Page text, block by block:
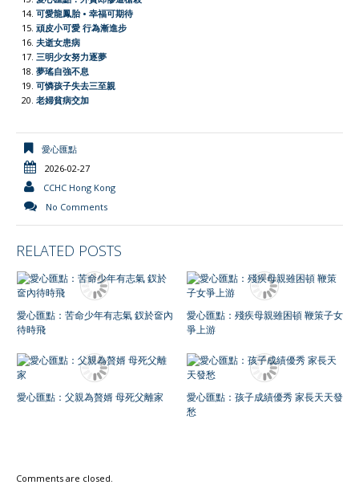
可愛龍鳳胎 • 幸福可期待
頑皮小可愛 行為漸進步
夫逝女患病
三明少女努力逐夢
夢瑤自強不息
可憐孩子失去三至親
老婦貧病交加
愛心匯點
2026-02-27
CCHC Hong Kong
No Comments
RELATED POSTS
愛心匯點：苦命少年有志氣 釵於奩內
待時飛
愛心匯點：殘疾母親雖困頓 鞭策子女
爭上游
愛心匯點：父親為贅婿 母死父離家
愛心匯點：孩子成績優秀 家長天天發
愁
Comments are closed.